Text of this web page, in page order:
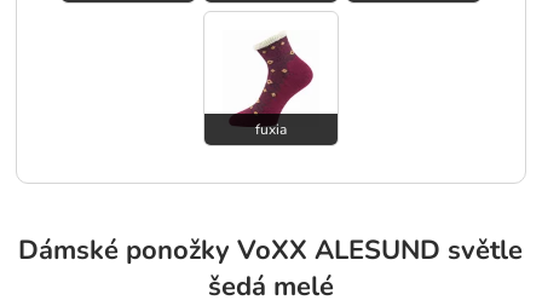
fuxia
Dámské ponožky VoXX ALESUND světle
šedá melé